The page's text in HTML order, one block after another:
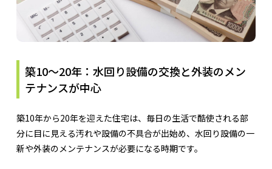
築10〜20年：水回り設備の交換と外装のメン
テナンスが中心
築10年から20年を迎えた住宅は、毎日の生活で酷使される部
分に目に見える汚れや設備の不具合が出始め、水回り設備の一
新や外装のメンテナンスが必要になる時期です。